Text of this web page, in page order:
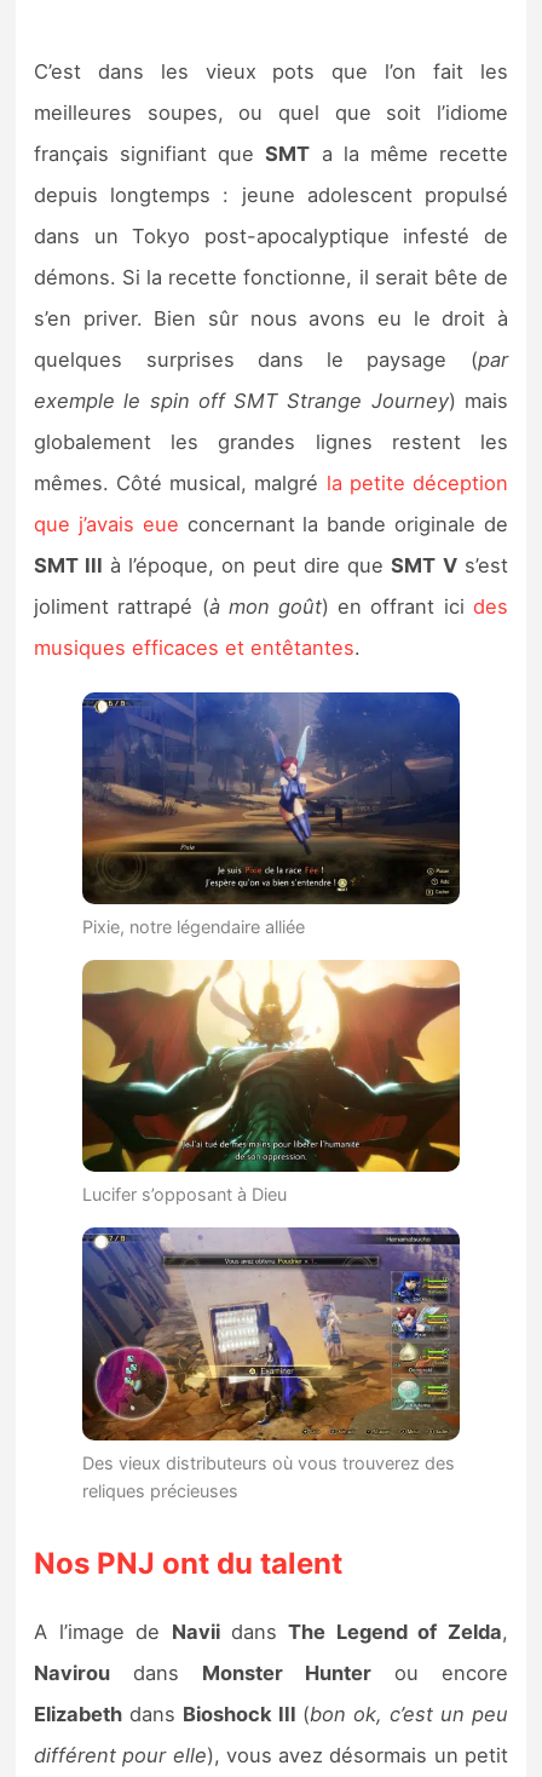
C’est dans les vieux pots que l’on fait les
meilleures soupes, ou quel que soit l’idiome
français signifiant queSMT a la même recette
depuis longtemps : jeune adolescent propulsé
dans un Tokyo post-apocalyptique infesté de
démons. Si la recette fonctionne, il serait bête de
s’en priver. Bien sûr nous avons eu le droit à
quelques surprises dans le paysage (par
exemple le spin off SMT Strange Journey) mais
globalement les grandes lignes restent les
mêmes. Côté musical, malgré la petite déception
que j’avais eue concernant la bande originale de
SMT III à l’époque, on peut dire queSMT Vs’est
joliment rattrapé (à mon goût) en offrant ici des
musiques efficaces et entêtantes.
Pixie, notre légendaire alliée
Lucifer s’opposant à Dieu
Des vieux distributeurs où vous trouverez des
reliques précieuses
Nos PNJ ont du talent
A l’image de NaviidansThe Legend of Zelda,
Navirou dans Monster Hunterou encore
Elizabeth dans Bioshock III (bon ok, c’est un peu
différent pour elle), vous avez désormais un petit